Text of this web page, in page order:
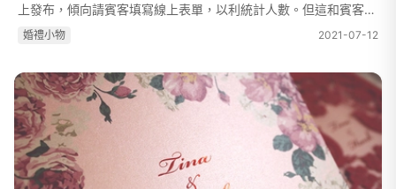
上發布，傾向請賓客填寫線上表單，以利統計人數。但這和賓客親
手從郵箱裡拿出通知喜訊的喜帖比較起來，那種真實的幸福感，透
婚禮⼩物 2021-07-12